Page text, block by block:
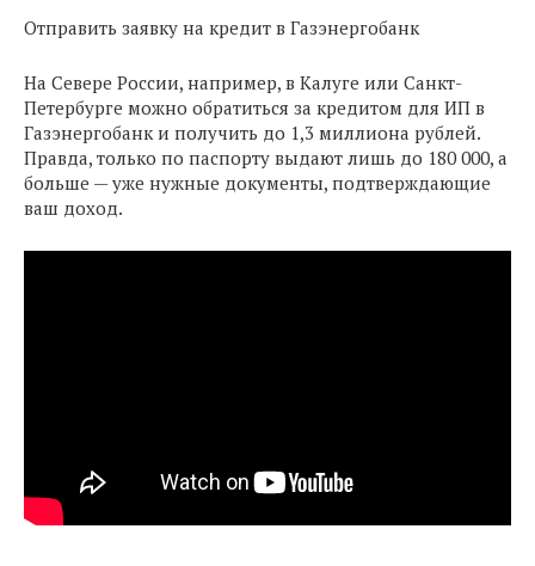
Отправить заявку на кредит в Газэнергобанк
На Севере России, например, в Калуге или Санкт-
Петербурге можно обратиться за кредитом для ИП в
Газэнергобанк и получить до 1,3 миллиона рублей.
Правда, только по паспорту выдают лишь до 180 000, а
больше — уже нужные документы, подтверждающие
ваш доход.